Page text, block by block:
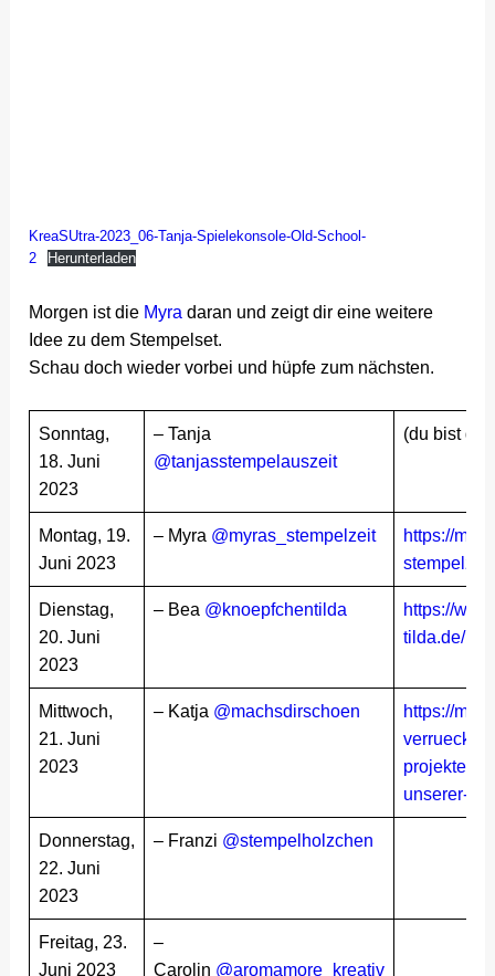
KreaSUtra-2023_06-Tanja-Spielekonsole-Old-School-
2
Herunterladen
Morgen ist die Myra daran und zeigt dir eine weitere
Idee zu dem Stempelset.
Schau doch wieder vorbei und hüpfe zum nächsten.
Sonntag,
18. Juni
2023
– Tanja
@tanjasstempelauszeit
(du bist
Montag, 19.
Juni 2023
– Myra @myras_stempelzeit
https://
Dienstag,
20. Juni
2023
– Bea @knoepfchentilda
https://
tilda.de/
Mittwoch,
21. Juni
2023
– Katja @machsdirschoen
https://
verrueckt-
projekte-
unserer-
Donnerstag,
22. Juni
2023
– Franzi @stempelholzchen
Freitag, 23.
Juni 2023
–
Carolin @aromamore_kreativ